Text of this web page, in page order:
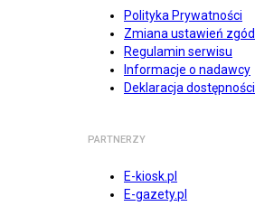
Polityka Prywatności
Zmiana ustawień zgód
Regulamin serwisu
Informacje o nadawcy
Deklaracja dostępności
PARTNERZY
E-kiosk.pl
E-gazety.pl